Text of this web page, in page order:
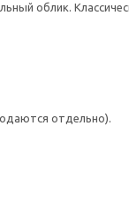
облик.
отдельно).